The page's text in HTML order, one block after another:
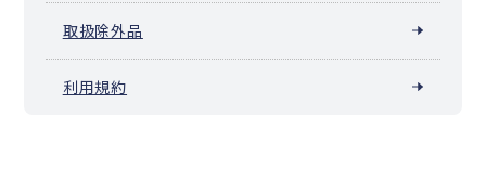
取扱除外品
利用規約